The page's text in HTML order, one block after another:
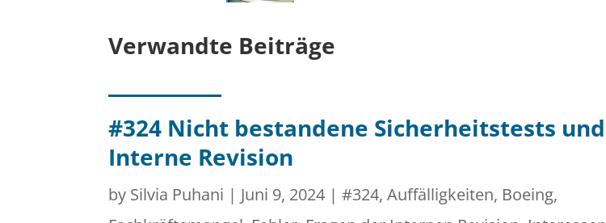
Verwandte Beiträge
#324 Nicht bestandene Sicherheitstests und
Interne Revision
by Silvia Puhani | Juni 9, 2024 |#324,Auffälligkeiten, Boeing,